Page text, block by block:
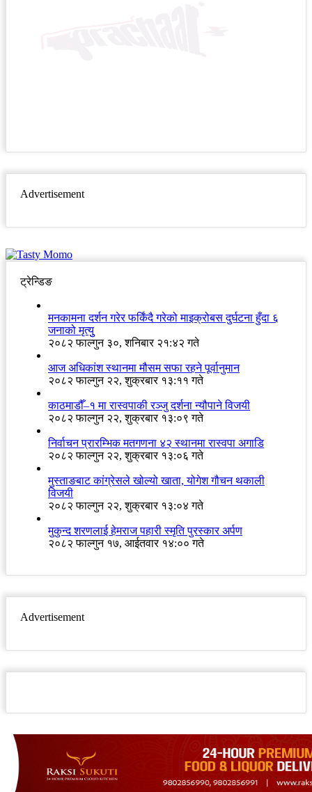
Advertisement
ट्रेन्डिङ
मनकामना दर्शन गरेर फर्किंदै गरेको माइक्रोबस दुर्घटना हुँदा ६
जनाको मृत्युु
२०८२ फाल्गुन ३०, शनिबार २१:४२ गते
आज अधिकांश स्थानमा मौसम सफा रहने पूर्वानुमान
२०८२ फाल्गुन २२, शुक्रबार १३:११ गते
काठमाडौँ–१ मा रास्वपाकी रञ्जु दर्शना न्यौपाने विजयी
२०८२ फाल्गुन २२, शुक्रबार १३:०९ गते
निर्वाचन प्रारम्भिक मतगणना ४२ स्थानमा रास्वपा अगाडि
२०८२ फाल्गुन २२, शुक्रबार १३:०६ गते
मुस्ताङबाट कांग्रेसले खोल्यो खाता, योगेश गौचन थकाली
विजयी
२०८२ फाल्गुन २२, शुक्रबार १३:०४ गते
मुकुन्द शरणलाई हेमराज पहारी स्मृति पुरस्कार अर्पण
२०८२ फाल्गुन १७, आईतवार १४:०० गते
Advertisement